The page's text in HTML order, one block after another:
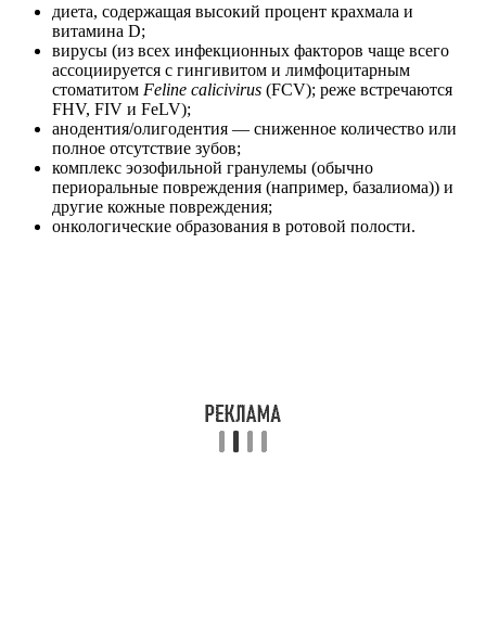
диета, содержащая высокий процент крахмала и
витамина D;
вирусы (из всех инфекционных факторов чаще всего
ассоциируется с гингивитом и лимфоцитарным
стоматитом Feline calicivirus (FCV); реже встречаются
FHV, FIV и FeLV);
анодентия/олигодентия — сниженное количество или
полное отсутствие зубов;
комплекс эозофильной гранулемы (обычно
периоральные повреждения (например, базалиома)) и
другие кожные повреждения;
онкологические образования в ротовой полости.